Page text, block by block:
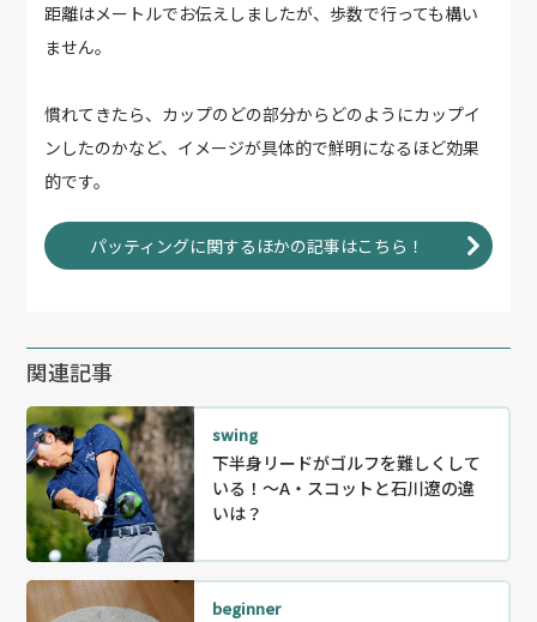
距離はメートルでお伝えしましたが、歩数で行っても構い
ません。
慣れてきたら、カップのどの部分からどのようにカップイ
ンしたのかなど、イメージが具体的で鮮明になるほど効果
的です。
パッティングに関するほかの記事はこちら！
関連記事
swing
下半身リードがゴルフを難しくして
いる！～A・スコットと石川遼の違
いは？
beginner